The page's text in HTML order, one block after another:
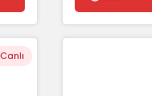
Canlı